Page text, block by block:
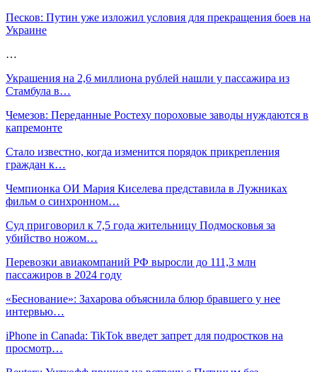
Песков: Путин уже изложил условия для прекращения боев на
Украине
…
Украшения на 2,6 миллиона рублей нашли у пассажира из
Стамбула в…
Чемезов: Переданные Ростеху пороховые заводы нуждаются в
капремонте
Стало известно, когда изменится порядок прикрепления
граждан к…
Чемпионка ОИ Мария Киселева представила в Лужниках
фильм о синхронном…
Суд приговорил к 7,5 года жительницу Подмосковья за
убийство ножом…
Перевозки авиакомпаний РФ выросли до 111,3 млн
пассажиров в 2024 году
«Беснование»: Захарова объяснила блюр бравшего у нее
интервью…
iPhone in Canada: TikTok введет запрет для подростков на
просмотр…